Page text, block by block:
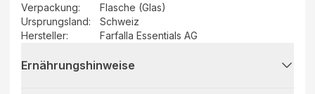
Verpackung:
Flasche (Glas)
Ursprungsland:
Schweiz
Hersteller: Farfalla Essentials AG
Ernährungshinweise